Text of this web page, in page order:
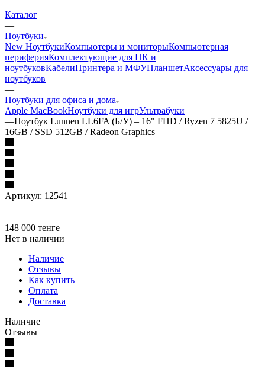
—
Каталог
—
Ноутбуки
New НоутбукиКомпьютеры и мониторыКомпьютерная
периферияКомплектующие для ПК и
ноутбуковКабелиПринтера и МФУПланшетАксессуары для
ноутбуков
—
Ноутбуки для офиса и дома
Apple MacBookНоутбуки для игрУльтрабуки
—Ноутбук Lunnen LL6FA (Б/У) – 16" FHD / Ryzen 7 5825U /
16GB / SSD 512GB / Radeon Graphics
Артикул: 12541
148 000 тенге
Нет в наличии
Наличие
Отзывы
Как купить
Оплата
Доставка
Наличие
Отзывы